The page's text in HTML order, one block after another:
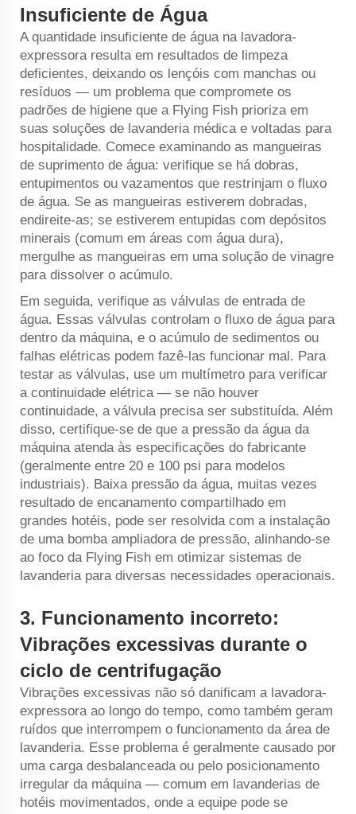
Insuficiente de Água
A quantidade insuficiente de água na lavadora-
expressora resulta em resultados de limpeza
deficientes, deixando os lençóis com manchas ou
resíduos — um problema que compromete os
padrões de higiene que a Flying Fish prioriza em
suas soluções de lavanderia médica e voltadas para
hospitalidade. Comece examinando as mangueiras
de suprimento de água: verifique se há dobras,
entupimentos ou vazamentos que restrinjam o fluxo
de água. Se as mangueiras estiverem dobradas,
endireite-as; se estiverem entupidas com depósitos
minerais (comum em áreas com água dura),
mergulhe as mangueiras em uma solução de vinagre
para dissolver o acúmulo.
Em seguida, verifique as válvulas de entrada de
água. Essas válvulas controlam o fluxo de água para
dentro da máquina, e o acúmulo de sedimentos ou
falhas elétricas podem fazê-las funcionar mal. Para
testar as válvulas, use um multímetro para verificar
a continuidade elétrica — se não houver
continuidade, a válvula precisa ser substituída. Além
disso, certifique-se de que a pressão da água da
máquina atenda às especificações do fabricante
(geralmente entre 20 e 100 psi para modelos
industriais). Baixa pressão da água, muitas vezes
resultado de encanamento compartilhado em
grandes hotéis, pode ser resolvida com a instalação
de uma bomba ampliadora de pressão, alinhando-se
ao foco da Flying Fish em otimizar sistemas de
lavanderia para diversas necessidades operacionais.
3. Funcionamento incorreto:
Vibrações excessivas durante o
ciclo de centrifugação
Vibrações excessivas não só danificam a lavadora-
expressora ao longo do tempo, como também geram
ruídos que interrompem o funcionamento da área de
lavanderia. Esse problema é geralmente causado por
uma carga desbalanceada ou pelo posicionamento
irregular da máquina — comum em lavanderias de
hotéis movimentados, onde a equipe pode se